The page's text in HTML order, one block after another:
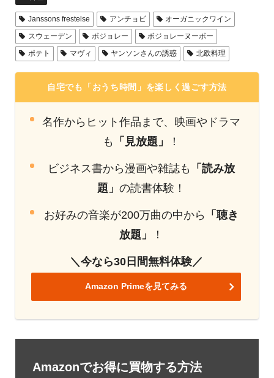
Janssons frestelse アンチョビ
オーガニックワイン
スウェーデン
ボジョレー
ボジョレーヌーボー
ポテト
マヴィ ヤンソンさんの誘惑 北欧料理
自宅でも「おうち時間」を楽しく過ごす方法
名作からヒット作品まで、映画やドラマ
も
「見放題」 ！
ビジネス書から漫画や雑誌も
「読み放
題」の読書体験！
お好みの音楽が200万曲の中から
「聴き
放題」
！
＼今なら30日間無料体験／
Amazon Primeを見てみる
Amazonでお得に買物する方法